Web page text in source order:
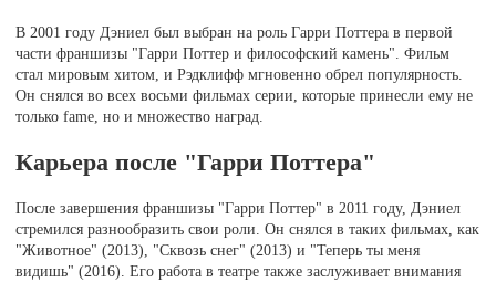
В 2001 году Дэниел был выбран на роль Гарри Поттера в первой
части франшизы "Гарри Поттер и философский камень". Фильм
стал мировым хитом, и Рэдклифф мгновенно обрел популярность.
Он снялся во всех восьми фильмах серии, которые принесли ему не
только fame, но и множество наград.
Карьера после "Гарри Поттера"
После завершения франшизы "Гарри Поттер" в 2011 году, Дэниел
стремился разнообразить свои роли. Он снялся в таких фильмах, как
"Животное" (2013), "Сквозь снег" (2013) и "Теперь ты меня
видишь" (2016). Его работа в театре также заслуживает внимания